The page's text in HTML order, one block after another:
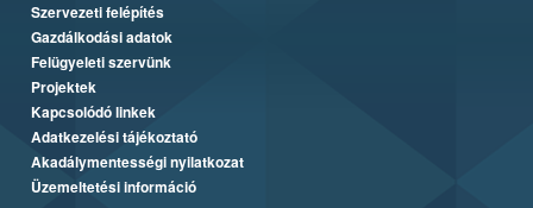
Szervezeti felépítés
Gazdálkodási adatok
Felügyeleti szervünk
Projektek
Kapcsolódó linkek
Adatkezelési tájékoztató
Akadálymentességi nyilatkozat
Üzemeltetési információ